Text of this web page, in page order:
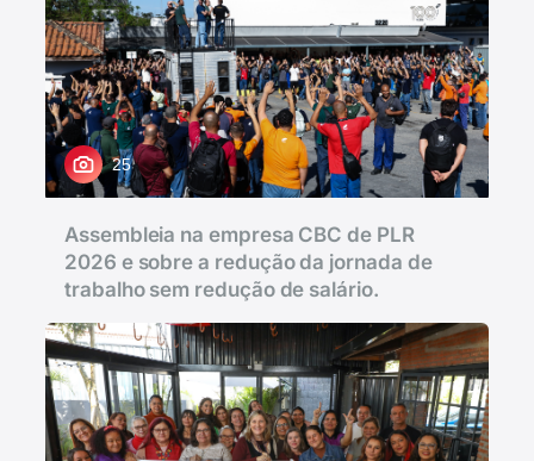
25
Assembleia na empresa CBC de PLR
2026 e sobre a redução da jornada de
trabalho sem redução de salário.